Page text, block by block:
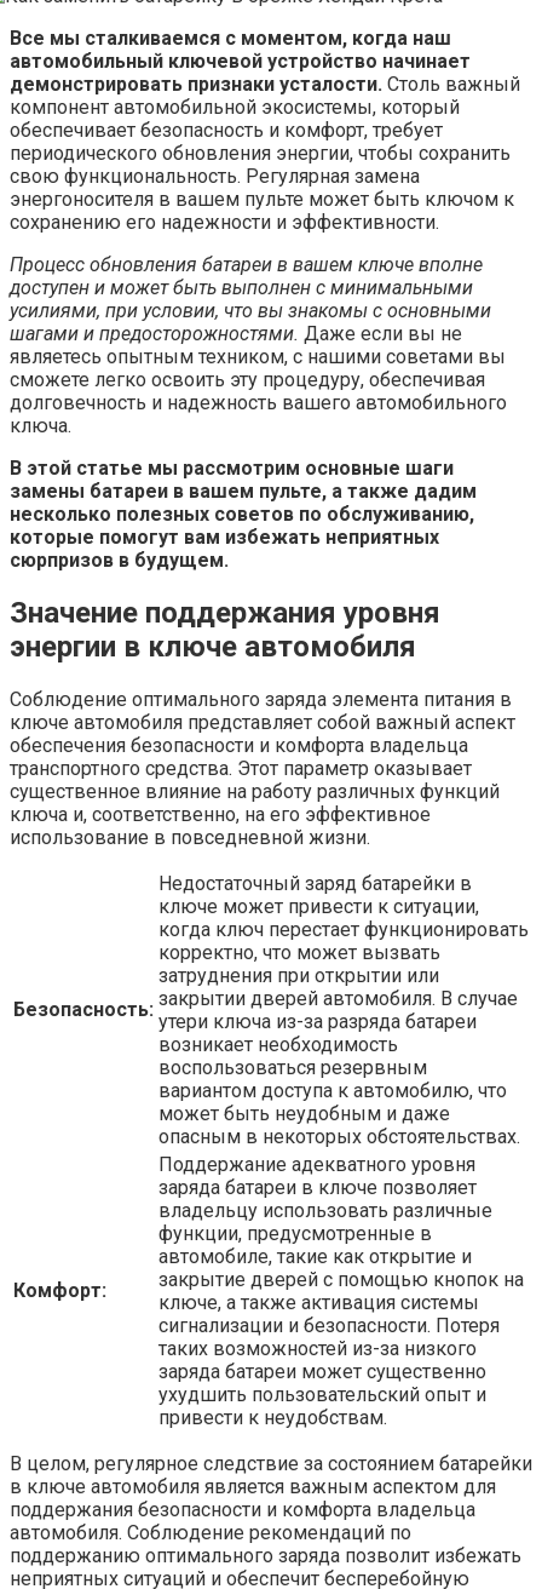
Все мы сталкиваемся с моментом, когда наш
автомобильный ключевой устройство начинает
демонстрировать признаки усталости. Столь важный
компонент автомобильной экосистемы, который
обеспечивает безопасность и комфорт, требует
периодического обновления энергии, чтобы сохранить
свою функциональность. Регулярная замена
энергоносителя в вашем пульте может быть ключом к
сохранению его надежности и эффективности.
Процесс обновления батареи в вашем ключе вполне
доступен и может быть выполнен с минимальными
усилиями, при условии, что вы знакомы с основными
шагами и предосторожностями. Даже если вы не
являетесь опытным техником, с нашими советами вы
сможете легко освоить эту процедуру, обеспечивая
долговечность и надежность вашего автомобильного
ключа.
В этой статье мы рассмотрим основные шаги
замены батареи в вашем пульте, а также дадим
несколько полезных советов по обслуживанию,
которые помогут вам избежать неприятных
сюрпризов в будущем.
Значение поддержания уровня
энергии в ключе автомобиля
Соблюдение оптимального заряда элемента питания в
ключе автомобиля представляет собой важный аспект
обеспечения безопасности и комфорта владельца
транспортного средства. Этот параметр оказывает
существенное влияние на работу различных функций
ключа и, соответственно, на его эффективное
использование в повседневной жизни.
Безопасность:
Недостаточный заряд батарейки в
ключе может привести к ситуации,
когда ключ перестает функционировать
корректно, что может вызвать
затруднения при открытии или
закрытии дверей автомобиля. В случае
утери ключа из-за разряда батареи
возникает необходимость
воспользоваться резервным
вариантом доступа к автомобилю, что
может быть неудобным и даже
опасным в некоторых обстоятельствах.
Комфорт:
Поддержание адекватного уровня
заряда батареи в ключе позволяет
владельцу использовать различные
функции, предусмотренные в
автомобиле, такие как открытие и
закрытие дверей с помощью кнопок на
ключе, а также активация системы
сигнализации и безопасности. Потеря
таких возможностей из-за низкого
заряда батареи может существенно
ухудшить пользовательский опыт и
привести к неудобствам.
В целом, регулярное следствие за состоянием батарейки
в ключе автомобиля является важным аспектом для
поддержания безопасности и комфорта владельца
автомобиля. Соблюдение рекомендаций по
поддержанию оптимального заряда позволит избежать
неприятных ситуаций и обеспечит бесперебойную